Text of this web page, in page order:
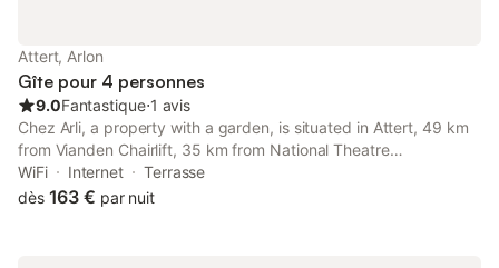
Attert, Arlon
Gîte pour 4 personnes
9.0Fantastique⋅1 avis
Chez Arli, a property with a garden, is situated in Attert, 49 km
from Vianden Chairlift, 35 km from National Theatre
Luxembourg, as well as 36 km from Contemporary Art Forum
Casino Luxembourg.
WiFi Internet
Terrasse
dès 163 € par nuit